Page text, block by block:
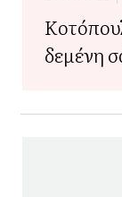
δεμένη